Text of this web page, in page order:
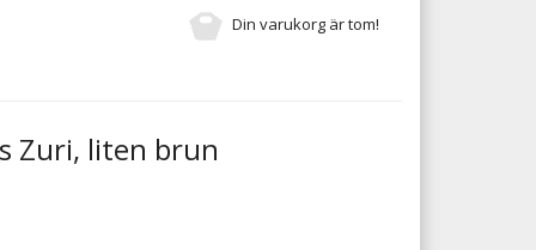
Din varukorg är tom!
Zuri, liten brun